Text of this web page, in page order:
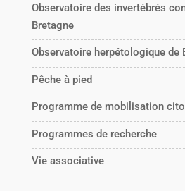
Observatoire des invertébrés
Bretagne
Observatoire herpétologique de
Pêche à pied
Programme de mobilisation
Programmes de recherche
Vie associative